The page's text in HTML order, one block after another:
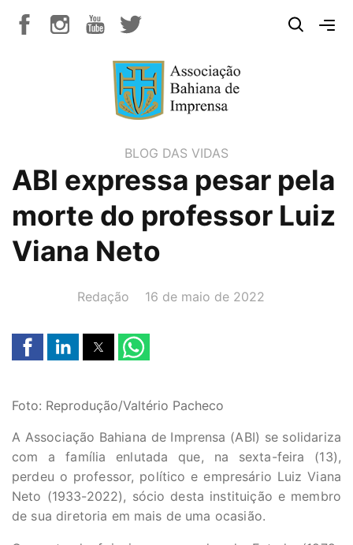
BLOG DAS VIDAS
ABI expressa pesar pela
morte do professor Luiz
Viana Neto
AUTOR(A):
Redação DATA:
16 de maio de 2022
Foto: Reprodução/Valtério Pacheco
A Associação Bahiana de Imprensa (ABI) se solidariza
com a família enlutada que, na sexta-feira (13),
perdeu o professor, político e empresário Luiz Viana
Neto (1933-2022), sócio desta instituição e membro
de sua diretoria em mais de uma ocasião.